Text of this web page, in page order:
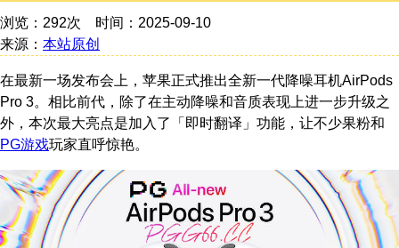
浏览：292次 时间：2025-09-10
来源： 本站原创
在最新一场发布会上，苹果正式推出全新一代降噪耳机AirPods
Pro 3。相比前代，除了在主动降噪和音质表现上进一步升级之
外，本次最大亮点是加入了「即时翻译」功能，让不少果粉和
PG游戏玩家直呼惊艳。